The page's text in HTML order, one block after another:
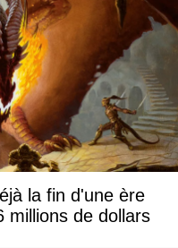
la fin d'une ère
millions de dollars